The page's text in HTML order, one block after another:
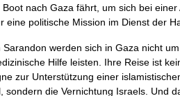
nach Gaza fährt, um sich bei einer
eine politische Mission im Dienst der
werden sich in Gaza nicht
Hilfe leisten. Ihre Reise ist
zur Unterstützung einer
sondern die Vernichtung Israels. Und